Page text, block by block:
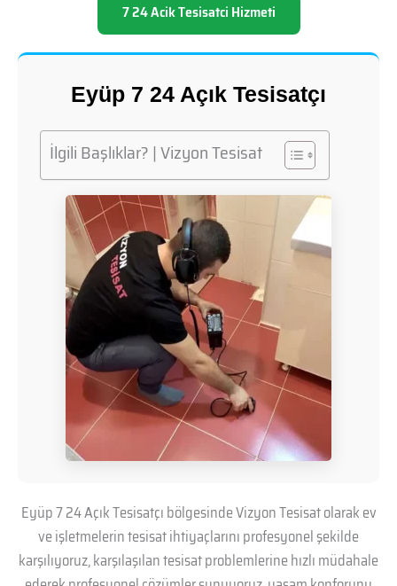
7 24 Acik Tesisatci Hizmeti
Eyüp 7 24 Açık Tesisatçı
İlgili Başlıklar? | Vizyon Tesisat
Eyüp 7 24 Açık Tesisatçı bölgesinde Vizyon Tesisat olarak ev
ve işletmelerin tesisat ihtiyaçlarını profesyonel şekilde
karşılıyoruz, karşılaşılan tesisat problemlerine hızlı müdahale